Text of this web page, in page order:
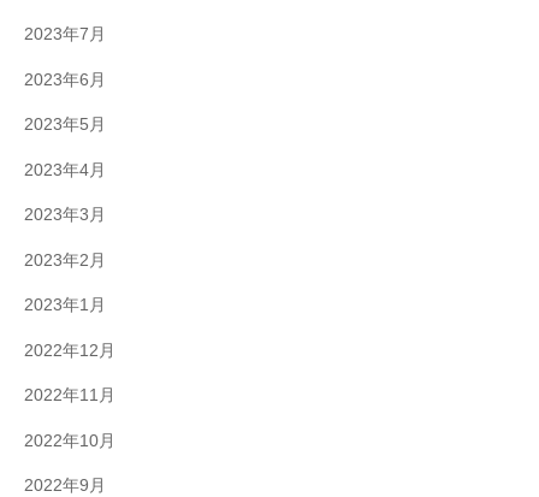
2023年7月
2023年6月
2023年5月
2023年4月
2023年3月
2023年2月
2023年1月
2022年12月
2022年11月
2022年10月
2022年9月